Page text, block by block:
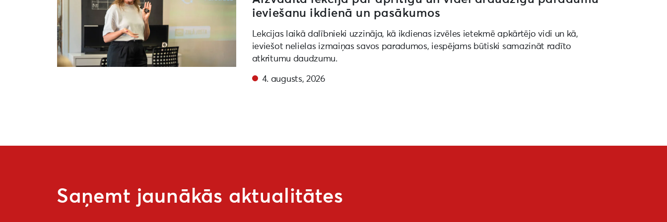
ieviešanu ikdienā un pasākumos
Lekcijas laikā dalībnieki uzzināja, kā ikdienas izvēles ietekmē apkārtējo vidi un kā,
ieviešot nelielas izmaiņas savos paradumos, iespējams būtiski samazināt radīto
atkritumu daudzumu.
4. augusts, 2026
Saņemt jaunākās aktualitātes